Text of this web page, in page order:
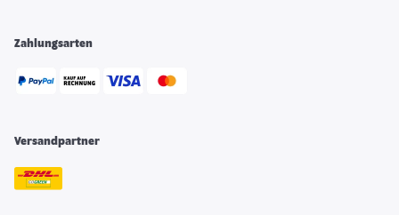
Zahlungsarten
Versandpartner